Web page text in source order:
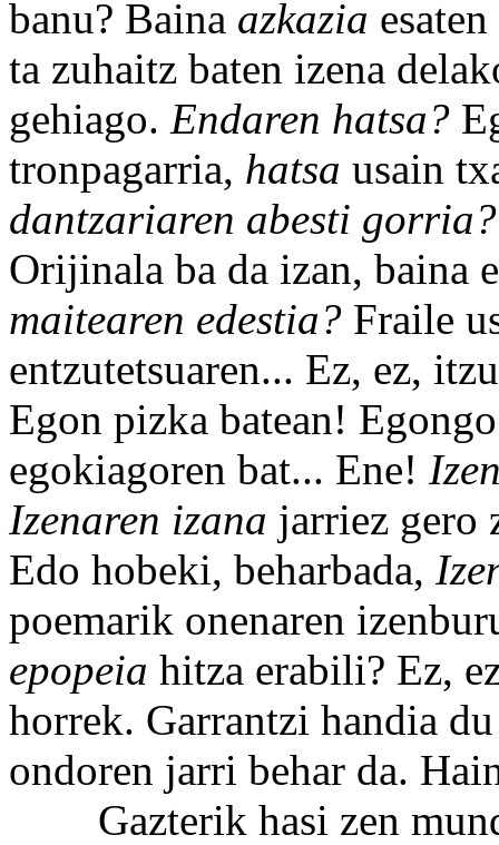
banu? Baina azkazia
ta zuhaitz baten izena
gehiago. Endaren hatsa?
tronpagarria, hatsa usain
dantzariaren abesti
Orijinala ba da izan, baina
maitearen edestia? Fraile
entzutetsuaren... Ez, ez,
Egon pizka batean!
egokiagoren bat... Ene!
Izenaren izana jarriez gero
Edo hobeki, beharbada,
poemarik onenaren
epopeia hitza erabili? Ez,
horrek. Garrantzi handia
ondoren jarri behar da.
Gazterik hasi zen